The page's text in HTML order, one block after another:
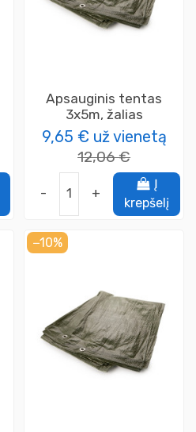
Apsauginis tentas
3x5m, žalias
9,65 € už vienetą
12,06 €
- +
Į
krepšelį
−10%